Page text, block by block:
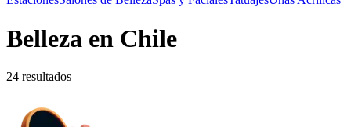
Belleza en Chile
24 resultados